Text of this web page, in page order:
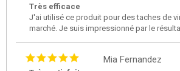
Très efficace
J'ai utilisé ce produit pour des taches de
marché. Je suis impressionné par le
Mia Fernandez